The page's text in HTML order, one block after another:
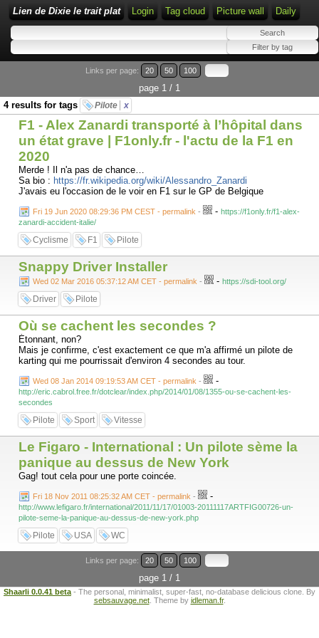
Lien de Dixie le trait plat Login Tag cloud Picture wall Daily
Links per page: 20 50 100
page 1 / 1
4 results for tags
Pilote x
F1 - Alex Zanardi transporté à l’hôpital dans
un état grave | F1only.fr - l'actu de la F1 en
2020
Merde ! Il n'a pas de chance…
Sa bio : https://fr.wikipedia.org/wiki/Alessandro_Zanardi
J'avais eu l'occasion de le voir en F1 sur le GP de Belgique
Fri 19 Jun 2020 08:29:36 PM CEST - permalink - - https://f1only.fr/f1-alex-
zanardi-accident-italie/
Cyclisme F1 Pilote
Snappy Driver Installer
Wed 02 Mar 2016 05:37:12 AM CET - permalink - - https://sdi-tool.org/
Driver Pilote
Où se cachent les secondes ?
Étonnant, non?
Mais je confirme, c'est exactement ce que m'a affirmé un pilote de
karting qui me pourrissait d'environ 4 secondes au tour.
Wed 08 Jan 2014 09:19:53 AM CET - permalink - -
http://eric.cabrol.free.fr/dotclear/index.php/2014/01/08/1355-ou-se-cachent-les-
secondes
Pilote Sport Vitesse
Le Figaro - International : Un pilote sème la
panique au dessus de New York
Gag! tout cela pour une porte coincée.
Fri 18 Nov 2011 08:25:32 AM CET - permalink - -
http://www.lefigaro.fr/international/2011/11/17/01003-20111117ARTFIG00726-un-
pilote-seme-la-panique-au-dessus-de-new-york.php
Pilote USA WC
Links per page: 20 50 100
page 1 / 1
Shaarli 0.0.41 beta - The personal, minimalist, super-fast, no-database delicious clone. By
sebsauvage.net. Theme by idleman.fr.